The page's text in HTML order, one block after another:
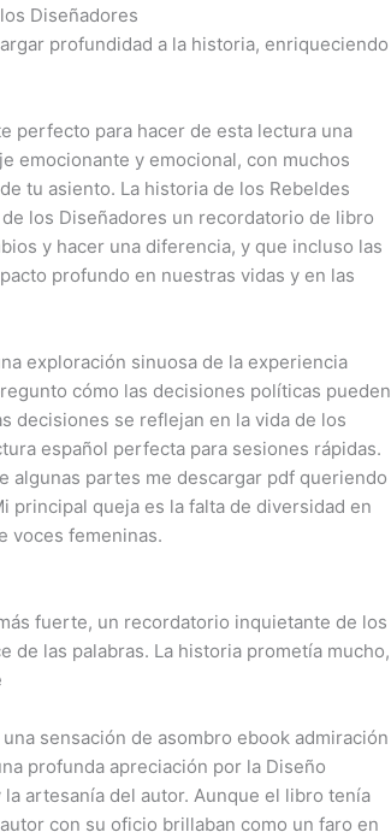
Diseñadores
profundidad a la historia, enriqueciendo
perfecto para hacer de esta lectura una
emocionante y emocional, con muchos
tu asiento. La historia de los Rebeldes
los Diseñadores un recordatorio de libro
y hacer una diferencia, y que incluso las
profundo en nuestras vidas y en las
exploración sinuosa de la experiencia
cómo las decisiones políticas pueden
decisiones se reflejan en la vida de los
español perfecta para sesiones rápidas.
algunas partes me descargar pdf queriendo
principal queja es la falta de diversidad en
voces femeninas.
fuerte, un recordatorio inquietante de los
de las palabras. La historia prometía mucho,
sensación de asombro ebook admiración
profunda apreciación por la Diseño
artesanía del autor. Aunque el libro tenía
con su oficio brillaban como un faro en